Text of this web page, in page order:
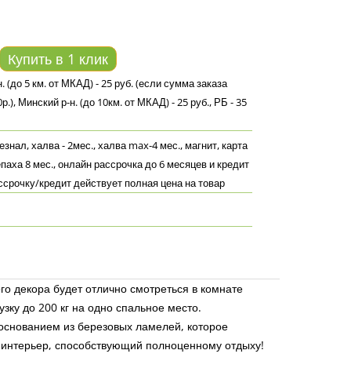
Купить в 1 клик
(до 5 км. от МКАД) - 25 руб. (если сумма заказа
Минский р-н. (до 10км. от МКАД) - 25 руб., РБ - 35
халва - 2мес., халва max-4 мес., магнит, карта
8 мес., онлайн рассрочка до 6 месяцев и кредит
кредит действует полная цена на товар
будет отлично смотреться в комнате
до 200 кг на одно спальное место.
из березовых ламелей, которое
способствующий полноценному отдыху!